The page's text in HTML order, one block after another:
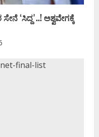
ʻಸಿದ್ದʼ..! ಅಶ್ವವೇಗಕ್ಕೆ